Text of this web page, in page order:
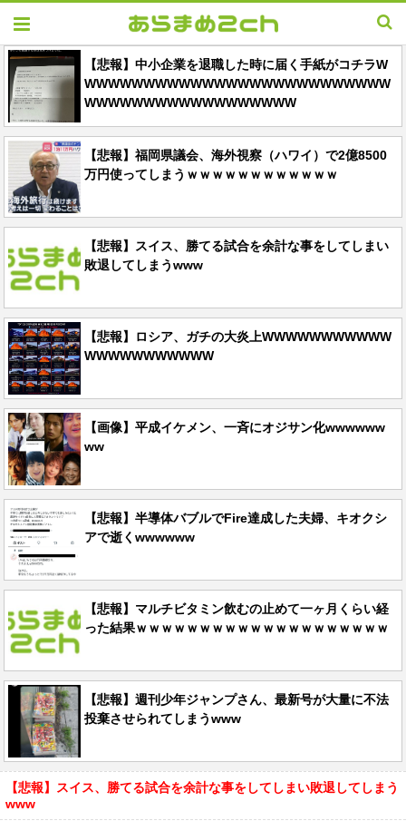
【悲報】中小企業を退職した時に届く手紙がコチラW
WWWWWWWWWWWWWWWWWWWWWWWWWW
WWWWWWWWWWWWWWWWWW
【悲報】福岡県議会、海外視察（ハワイ）で2億8500
万円使ってしまうｗｗｗｗｗｗｗｗｗｗｗｗ
【悲報】スイス、勝てる試合を余計な事をしてしまい
敗退してしまうwww
【悲報】ロシア、ガチの大炎上WWWWWWWWWWW
WWWWWWWWWWW
【画像】平成イケメン、一斉にオジサン化wwwwww
ww
【悲報】半導体バブルでFire達成した夫婦、キオクシ
アで逝くwwwwww
【悲報】マルチビタミン飲むの止めて一ヶ月くらい経
った結果ｗｗｗｗｗｗｗｗｗｗｗｗｗｗｗｗｗｗｗｗ
【悲報】週刊少年ジャンプさん、最新号が大量に不法
投棄させられてしまうwww
【悲報】スイス、勝てる試合を余計な事をしてしまい敗退してしまう
www